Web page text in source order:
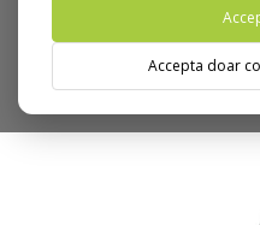
Accepta doar